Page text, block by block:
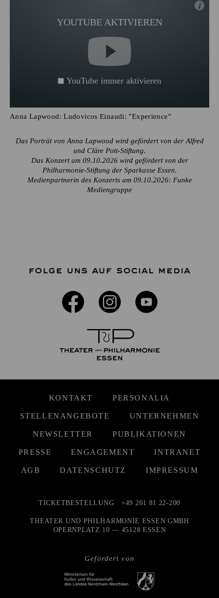
YOUTUBE AKTIVIEREN
i
YouTube immer aktivieren
Anna Lapwood: Ludovicos Einaudi: "Experience"
Das Porträt von Anna Lapwood wird gefördert von der Alfred
und Cläre Pott-Stiftung.
Das Konzert am 09.10.2026 wird gefördert von der
Philharmonie-Stiftung der Sparkasse Essen.
Medienpartnerin des Konzerts am 09.10.2026: Funke
Mediengruppe
FOLGE UNS AUF SOCIAL MEDIA
KONTAKT PERSONALIA
STELLENANGEBOTE UNTERNEHMEN
NEWSLETTER PUBLIKATIONEN
PRESSE ENGAGEMENT INTRANET
AGB DATENSCHUTZ IMPRESSUM
Gefördert von
TICKETBESTELLUNG +49 201 81 22-200
THEATER UND PHILHARMONIE ESSEN GMBH
OPERNPLATZ 10 — 45128 ESSEN